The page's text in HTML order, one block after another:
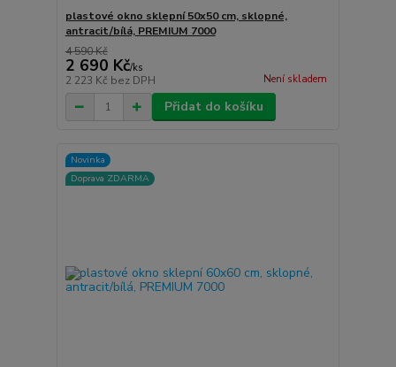
plastové okno sklepní 50x50 cm, sklopné,
antracit/bílá, PREMIUM 7000
4 590 Kč
2 690 Kč/ks
2 223 Kč bez DPH Není skladem
Přidat do košíku
Novinka
Doprava ZDARMA